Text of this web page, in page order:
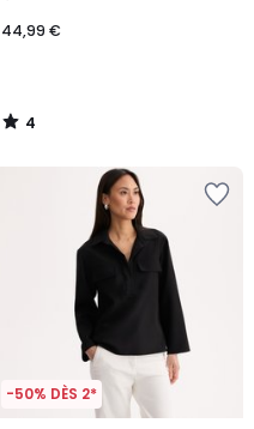
44,99 €
4
/
-50% DÈS 2*